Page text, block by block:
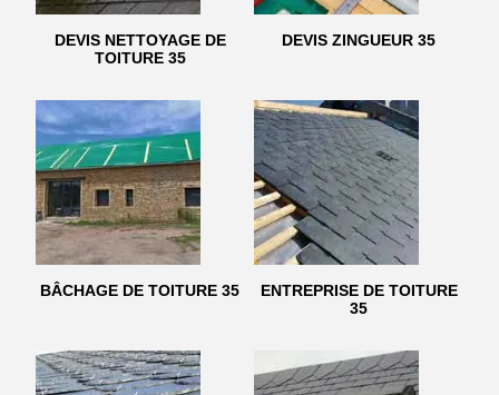
DEVIS NETTOYAGE DE
TOITURE 35
DEVIS ZINGUEUR 35
BÂCHAGE DE TOITURE 35
ENTREPRISE DE TOITURE
35